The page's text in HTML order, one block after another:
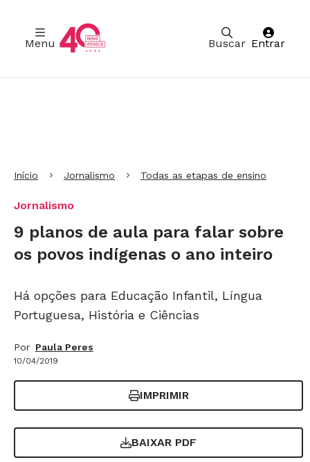
Buscar
Menu Entrar
Início Jornalismo Todas as etapas de ensino
Jornalismo
9 planos de aula para falar sobre
os povos indígenas o ano inteiro
Há opções para Educação Infantil, Língua
Portuguesa, História e Ciências
Por Paula Peres
10/04/2019
IMPRIMIR
BAIXAR PDF